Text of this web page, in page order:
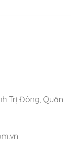
Trị Đông, Quận